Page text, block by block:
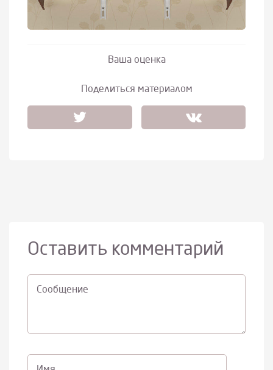
Ваша оценка
Поделиться материалом
Оставить комментарий
Cообщение